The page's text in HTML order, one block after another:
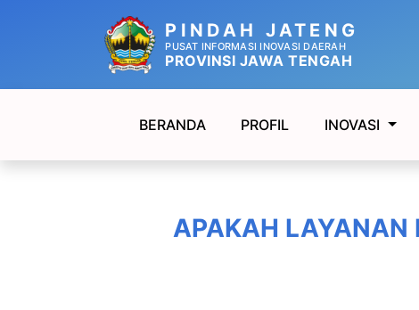
PINDAH JATENG
PUSAT INFORMASI INOVASI DAERAH
PROVINSI JAWA TENGAH
BERANDA PROFIL INOVASI
APAKAH LAYANAN